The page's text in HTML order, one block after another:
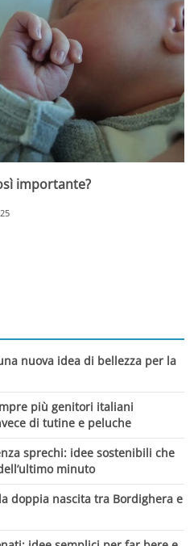
importante?
nuova idea di bellezza per la
più genitori italiani
di tutine e peluche
sprechi: idee sostenibili che
minuto
doppia nascita tra Bordighera e